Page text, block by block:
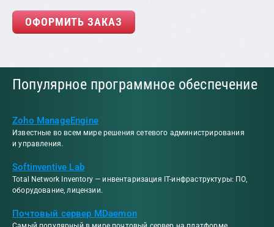
ОФОРМИТЬ ЗАКАЗ
Популярное программное обеспечение
Zoho ManageEngine
Известные во всем мире решения сетевого администрирования
и управления.
Softinventive Lab
Total Network Inventory — инвентаризация IT-инфраструктуры: ПО,
оборудование, лицензии.
Почтовый сервер MDaemon